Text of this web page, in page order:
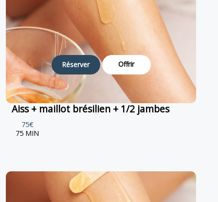
Réserver Offrir
Aiss + maillot brésilien + 1/2 jambes
75€
75 MIN